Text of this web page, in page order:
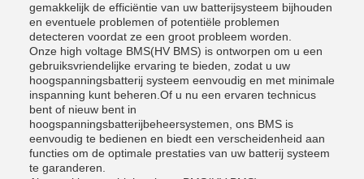
gemakkelijk de efficiëntie van uw batterijsysteem bijhouden
en eventuele problemen of potentiële problemen
detecteren voordat ze een groot probleem worden.
Onze high voltage BMS(HV BMS) is ontworpen om u een
gebruiksvriendelijke ervaring te bieden, zodat u uw
hoogspanningsbatterij systeem eenvoudig en met minimale
inspanning kunt beheren.Of u nu een ervaren technicus
bent of nieuw bent in
hoogspanningsbatterijbeheersystemen, ons BMS is
eenvoudig te bedienen en biedt een verscheidenheid aan
functies om de optimale prestaties van uw batterij systeem
te garanderen.